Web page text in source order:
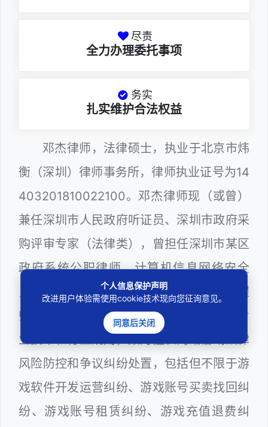
尽责
全力办理委托事项
务实
扎实维护合法权益
邓杰律师，法律硕士，执业于北京市炜
衡（深圳）律师事务所，律师执业证号为14
403201810022100。邓杰律师现（或曾）
兼任深圳市人民政府听证员、深圳市政府采
购评审专家（法律类），曾担任深圳市某区
政府系统公职律师、计算机信息网络安全
员、WEB前端开发和WEB服务器维护工程
师多年，十分熟悉网络游戏领域涉及到的专
业技术和行业规则，颇为擅长网络游戏法律
风险防控和争议纠纷处置，包括但不限于游
戏软件开发运营纠纷、游戏账号买卖找回纠
纷、游戏账号租赁纠纷、游戏充值退费纠
个人信息保护声明
改进用户体验需使用cookie技术现向您征询意见。
同意后关闭